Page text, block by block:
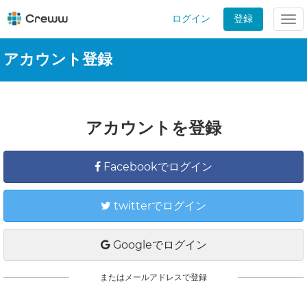
ログイン 登録
アカウント登録
アカウントを登録
Facebookでログイン
twitterでログイン
Googleでログイン
またはメールアドレスで登録